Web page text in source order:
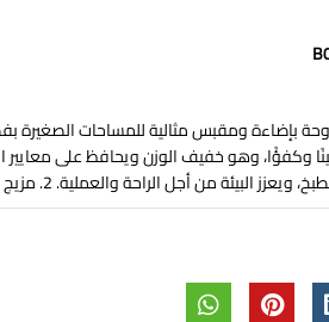
وكفؤًا، وهو خفيف الوزن ويحافظ على معايير
البيئة من أجل الراحة والعملية. 2. مزيج إضاءة...